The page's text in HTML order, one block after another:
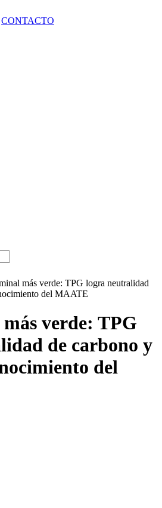
CONTACTO
más verde: TPG logra neutralidad
del MAATE
verde: TPG
de carbono y
del